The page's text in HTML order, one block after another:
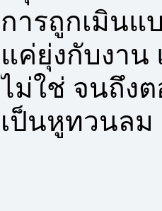
การถูกเมินแ
แค่ยุ่งกับงาน
ไม่ใช่ จนถึง
เป็นหูทวนลม